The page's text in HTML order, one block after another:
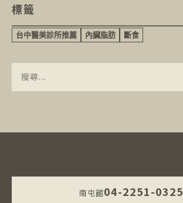
標籤
台中醫美診所推薦 內臟脂肪 斷食
南屯館04-2251-0325